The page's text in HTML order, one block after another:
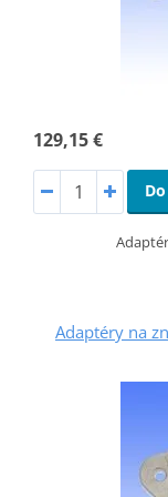
129,15 €
Adaptéry na